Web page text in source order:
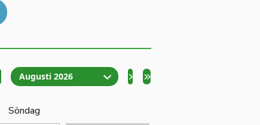
Augusti 2026
Söndag